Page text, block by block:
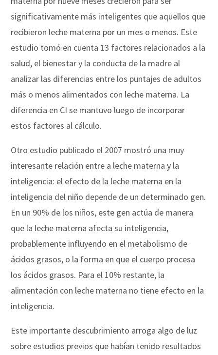
significativamente más inteligentes que aquellos que
recibieron leche materna por un mes o menos. Este
estudio tomó en cuenta 13 factores relacionados a la
salud, el bienestar y la conducta de la madre al
analizar las diferencias entre los puntajes de adultos
más o menos alimentados con leche materna. La
diferencia en CI se mantuvo luego de incorporar
estos factores al cálculo.
Otro estudio publicado el 2007 mostró una muy
interesante relación entre a leche materna y la
inteligencia: el efecto de la leche materna en la
inteligencia del niño depende de un determinado gen.
En un 90% de los niños, este gen actúa de manera
que la leche materna afecta su inteligencia,
probablemente influyendo en el metabolismo de
ácidos grasos, o la forma en que el cuerpo procesa
los ácidos grasos. Para el 10% restante, la
alimentación con leche materna no tiene efecto en la
inteligencia.
Este importante descubrimiento arroga algo de luz
sobre estudios previos que habían tenido resultados